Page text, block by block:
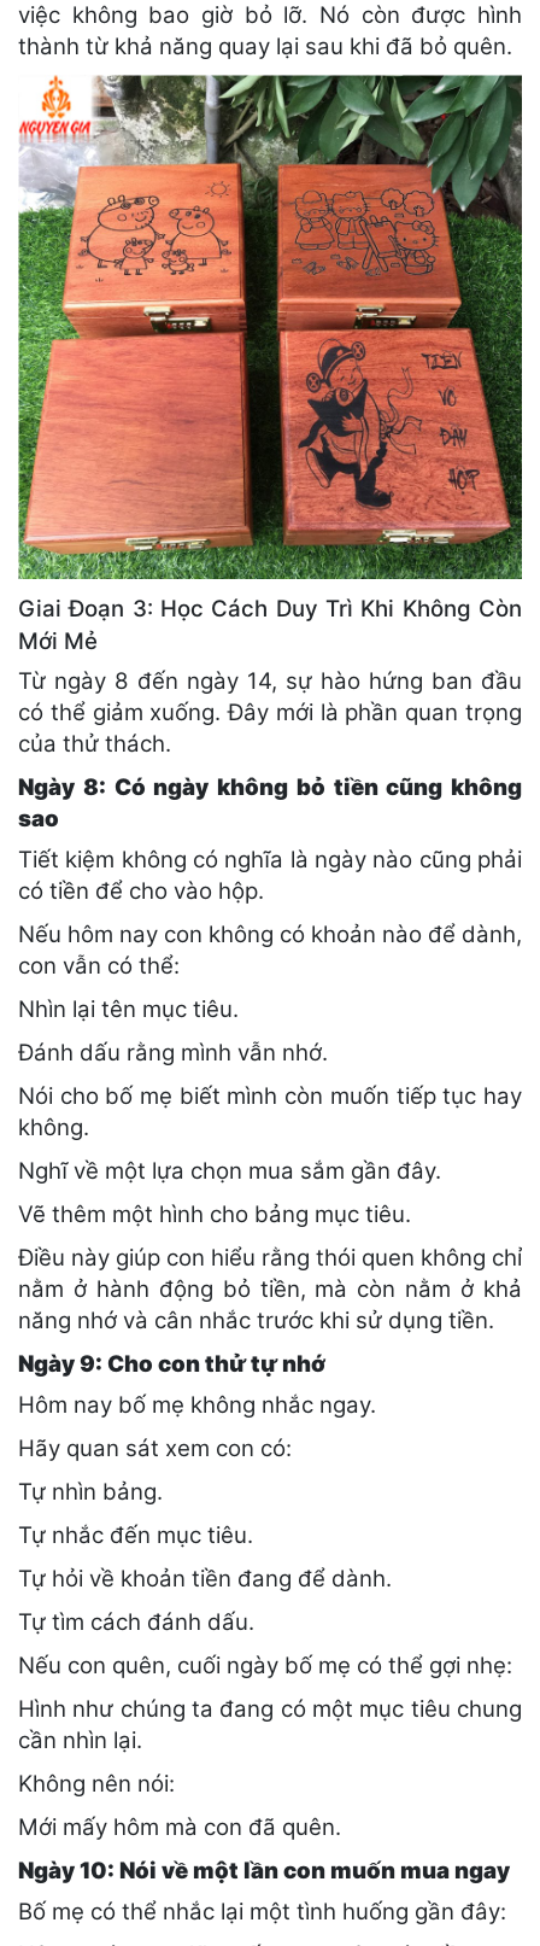
việc không bao giờ bỏ lỡ. Nó còn được hình
thành từ khả năng quay lại sau khi đã bỏ quên.
Giai Đoạn 3: Học Cách Duy Trì Khi Không Còn
Mới Mẻ
Từ ngày 8 đến ngày 14, sự hào hứng ban đầu
có thể giảm xuống. Đây mới là phần quan trọng
của thử thách.
Ngày 8: Có ngày không bỏ tiền cũng không
sao
Tiết kiệm không có nghĩa là ngày nào cũng phải
có tiền để cho vào hộp.
Nếu hôm nay con không có khoản nào để dành,
con vẫn có thể:
Nhìn lại tên mục tiêu.
Đánh dấu rằng mình vẫn nhớ.
Nói cho bố mẹ biết mình còn muốn tiếp tục hay
không.
Nghĩ về một lựa chọn mua sắm gần đây.
Vẽ thêm một hình cho bảng mục tiêu.
Điều này giúp con hiểu rằng thói quen không chỉ
nằm ở hành động bỏ tiền, mà còn nằm ở khả
năng nhớ và cân nhắc trước khi sử dụng tiền.
Ngày 9: Cho con thử tự nhớ
Hôm nay bố mẹ không nhắc ngay.
Hãy quan sát xem con có:
Tự nhìn bảng.
Tự nhắc đến mục tiêu.
Tự hỏi về khoản tiền đang để dành.
Tự tìm cách đánh dấu.
Nếu con quên, cuối ngày bố mẹ có thể gợi nhẹ:
Hình như chúng ta đang có một mục tiêu chung
cần nhìn lại.
Không nên nói:
Mới mấy hôm mà con đã quên.
Ngày 10: Nói về một lần con muốn mua ngay
Bố mẹ có thể nhắc lại một tình huống gần đây: